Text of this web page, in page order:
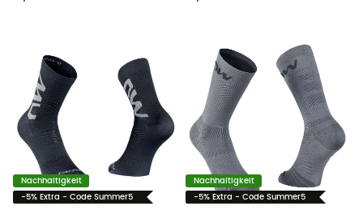
Nachhaltigkeit
-5% Extra - Code Summer5
Nachhaltigkeit
-5% Extra - Code Summer5